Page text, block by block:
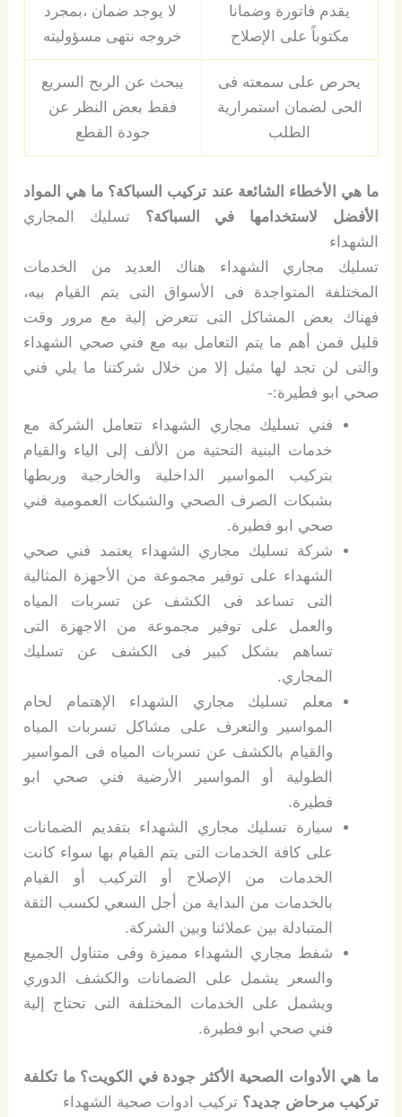
يقدم فاتورة وضمانا
مكتوباً على الإصلاح
لا يوجد ضمان ،بمجرد
خروجه نتهى مسؤوليته
يحرص على سمعته فى
الحى لضمان استمرارية
الطلب
يبحث عن الربح السريع
فقط بعض النظر عن
جودة القطع
ما هي الأخطاء الشائعة عند تركيب السباكة؟ ما هي المواد
الأفضل لاستخدامها في السباكة؟ تسليك المجاري
الشهداء
تسليك مجاري الشهداء هناك العديد من الخدمات
المختلفة المتواجدة فى الأسواق التى يتم القيام بيه،
فهناك بعض المشاكل التى تتعرض إلية مع مرور وقت
قليل فمن أهم ما يتم التعامل بيه مع فني صحي الشهداء
والتى لن تجد لها مثيل إلا من خلال شركتنا ما يلي فني
صحي ابو فطيرة:-
فني تسليك مجاري الشهداء تتعامل الشركة مع
خدمات البنية التحتية من الألف إلى الياء والقيام
بتركيب المواسير الداخلية والخارجية وربطها
بشبكات الصرف الصحي والشبكات العمومية فني
صحي ابو فطيرة.
شركة تسليك مجاري الشهداء يعتمد فني صحي
الشهداء على توفير مجموعة من الأجهزة المثالية
التى تساعد فى الكشف عن تسربات المياه
والعمل على توفير مجموعة من الاجهزة التى
تساهم بشكل كبير فى الكشف عن تسليك
المجاري.
معلم تسليك مجاري الشهداء الإهتمام لحام
المواسير والتعرف على مشاكل تسربات المياه
والقيام بالكشف عن تسربات المياه فى المواسير
الطولية أو المواسير الأرضية فني صحي ابو
فطيرة.
سيارة تسليك مجاري الشهداء بتقديم الضمانات
على كافة الخدمات التى يتم القيام بها سواء كانت
الخدمات من الإصلاح أو التركيب أو القيام
بالخدمات من البداية من أجل السعي لكسب الثقة
المتبادلة بين عملائنا وبين الشركة.
شفط مجاري الشهداء مميزة وفى متناول الجميع
والسعر يشمل على الضمانات والكشف الدوري
ويشمل على الخدمات المختلفة التى تحتاج إلية
فني صحي ابو فطيرة.
ما هي الأدوات الصحية الأكثر جودة في الكويت؟ ما تكلفة
تركيب مرحاض جديد؟ تركيب ادوات صحية الشهداء